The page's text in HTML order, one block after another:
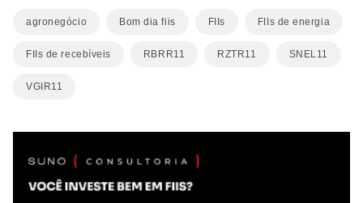
agronegócio Bom dia fiis FIIs FIIs de energia
FIIs de recebíveis RBRR11 RZTR11 SNEL11
VGIR11